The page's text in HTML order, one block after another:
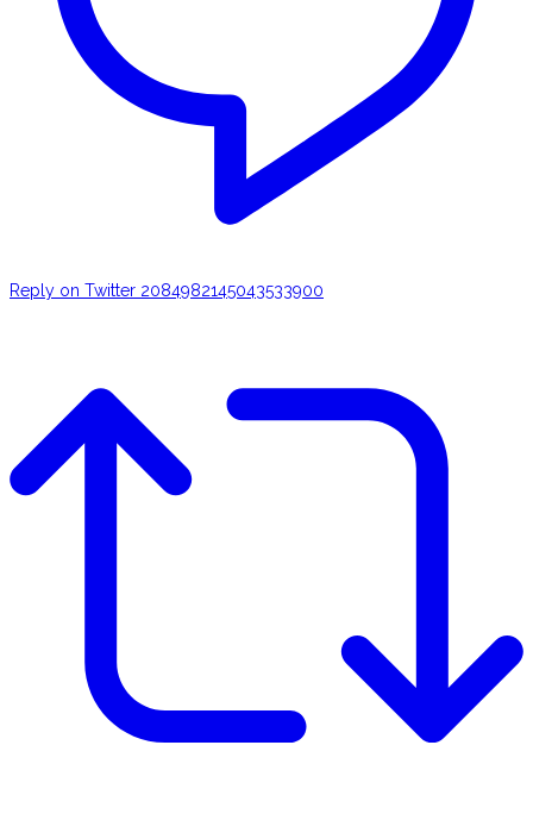
Reply on Twitter 2084982145043533900